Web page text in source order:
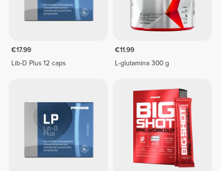
€17.99
Lib-D Plus 12 caps
€11.99
L-glutamina 300 g